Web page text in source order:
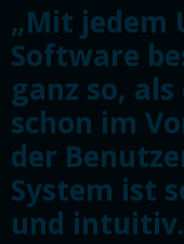
„Mit jedem
Software
ganz so,
schon im
der
System ist
und